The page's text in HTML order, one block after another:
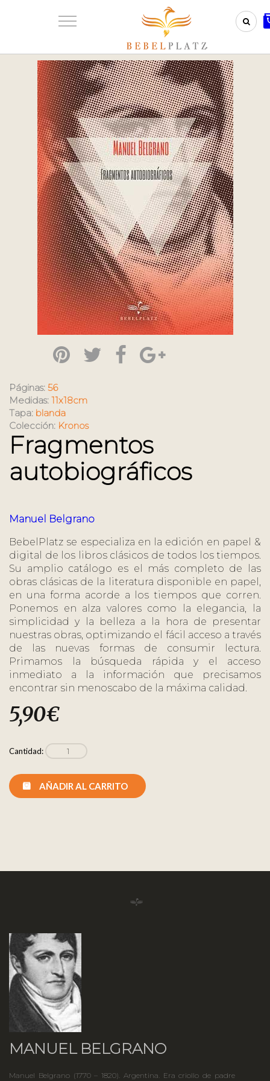
Páginas: 56
Medidas: 11x18cm
Tapa: blanda
Colección: Kronos
Fragmentos
autobiográficos
Manuel Belgrano
BebelPlatz se especializa en la edición en papel &
digital de los libros clásicos de todos los tiempos.
Su amplio catálogo es el más completo de las
obras clásicas de la literatura disponible en papel,
en una forma acorde a los tiempos que corren.
Ponemos en alza valores como la elegancia, la
simplicidad y la belleza a la hora de presentar
nuestras obras, optimizando el fácil acceso a través
de las nuevas formas de consumir lectura.
Primamos la búsqueda rápida y el acceso
inmediato a la información que precisamos
encontrar sin menoscabo de la máxima calidad.
5,90€
Cantidad:
AÑADIR AL CARRITO
MANUEL BELGRANO
Manuel Belgrano (1770 – 1820). Argentina. Era criollo de padre